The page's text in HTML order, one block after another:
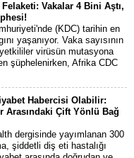
Vakalar 4 Bini Aştı,
(KDC) tarihin en
yaşanıyor. Vaka sayısının
virüsün mutasyona
şüphelenirken, Afrika CDC
Habercisi Olabilir:
Arasındaki Çift Yönlü Bağ
dergisinde yayımlanan 300
şiddetli diş eti hastalığı